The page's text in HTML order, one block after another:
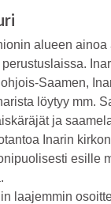
alueen
Saamen,
löytyy mm.
ja
Inarin
esille
laajemmin